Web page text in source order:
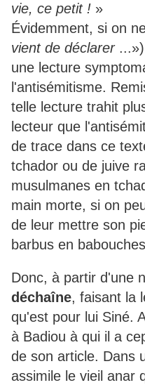
vie, ce petit ! »
Évidemment, si on
vient de déclarer
une lecture
l'antisémitisme.
telle lecture trahit
lecteur que
de trace dans ce
tchador ou de juive
musulmanes en
main morte, si on
de leur mettre son
barbus en
Donc, à partir d'une
déchaîne, faisant la
qu'est pour lui Siné.
à Badiou à qui il a
de son article. Dans
assimile le vieil anar